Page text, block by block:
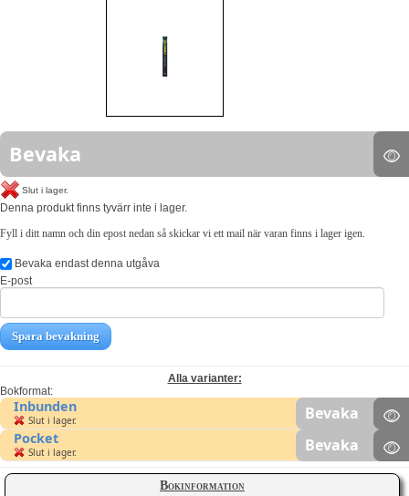
Bokinformation
Bevaka
Slut i lager.
Denna produkt finns tyvärr inte i lager.
Fyll i ditt namn och din epost nedan så skickar vi ett mail när varan finns i lager igen.
Bevaka endast denna utgåva
E-post
Spara bevakning
Alla varianter:
Bokformat:
Inbunden
Slut i lager. Bevaka
Pocket
Slut i lager. Bevaka